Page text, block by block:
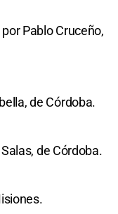
Pablo Cruceño,
de Córdoba.
de Córdoba.